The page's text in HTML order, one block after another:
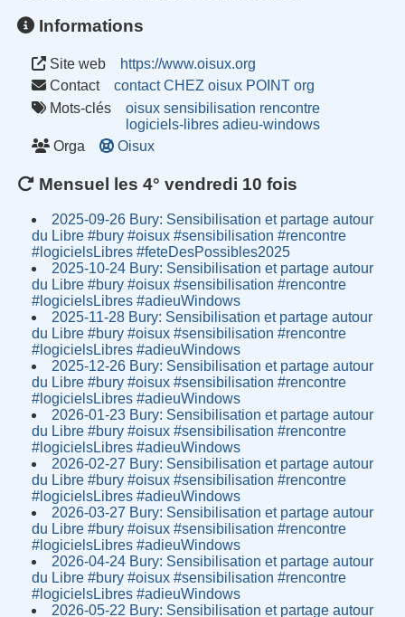
Informations
Site web
https://www.oisux.org
Contact
contact CHEZ oisux POINT org
Mots-clés
oisux sensibilisation rencontre
logiciels-libres adieu-windows
Orga
Oisux
Mensuel les 4° vendredi 10 fois
2025-09-26 Bury: Sensibilisation et partage autour
du Libre #bury #oisux #sensibilisation #rencontre
#logicielsLibres #feteDesPossibles2025
2025-10-24 Bury: Sensibilisation et partage autour
du Libre #bury #oisux #sensibilisation #rencontre
#logicielsLibres #adieuWindows
2025-11-28 Bury: Sensibilisation et partage autour
du Libre #bury #oisux #sensibilisation #rencontre
#logicielsLibres #adieuWindows
2025-12-26 Bury: Sensibilisation et partage autour
du Libre #bury #oisux #sensibilisation #rencontre
#logicielsLibres #adieuWindows
2026-01-23 Bury: Sensibilisation et partage autour
du Libre #bury #oisux #sensibilisation #rencontre
#logicielsLibres #adieuWindows
2026-02-27 Bury: Sensibilisation et partage autour
du Libre #bury #oisux #sensibilisation #rencontre
#logicielsLibres #adieuWindows
2026-03-27 Bury: Sensibilisation et partage autour
du Libre #bury #oisux #sensibilisation #rencontre
#logicielsLibres #adieuWindows
2026-04-24 Bury: Sensibilisation et partage autour
du Libre #bury #oisux #sensibilisation #rencontre
#logicielsLibres #adieuWindows
2026-05-22 Bury: Sensibilisation et partage autour